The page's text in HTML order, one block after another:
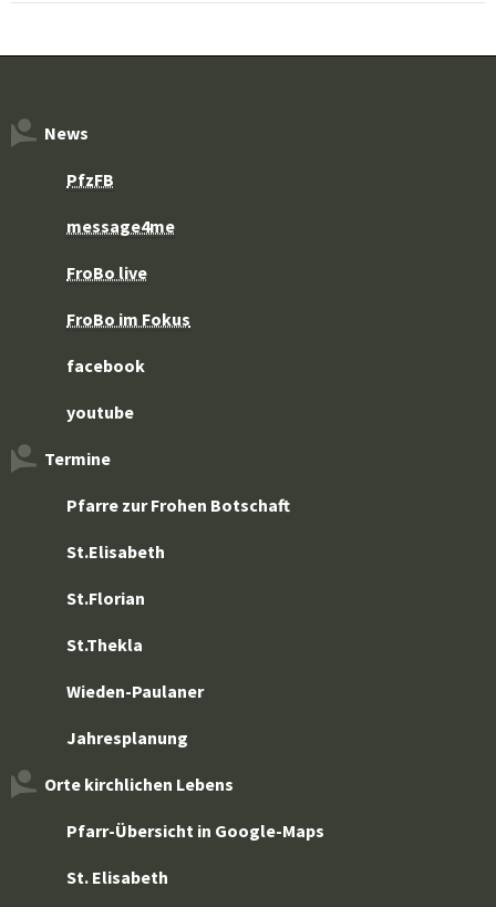
News
PfzFB
message4me
FroBo live
FroBo im Fokus
facebook
youtube
Termine
Pfarre zur Frohen Botschaft
St.Elisabeth
St.Florian
St.Thekla
Wieden-Paulaner
Jahresplanung
Orte kirchlichen Lebens
Pfarr-Übersicht in Google-Maps
St. Elisabeth